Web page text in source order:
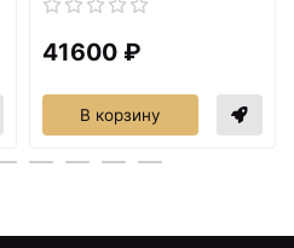
41600 ₽
В корзину